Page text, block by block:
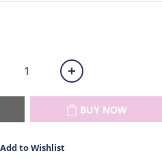
BUY NOW
Add to Wishlist